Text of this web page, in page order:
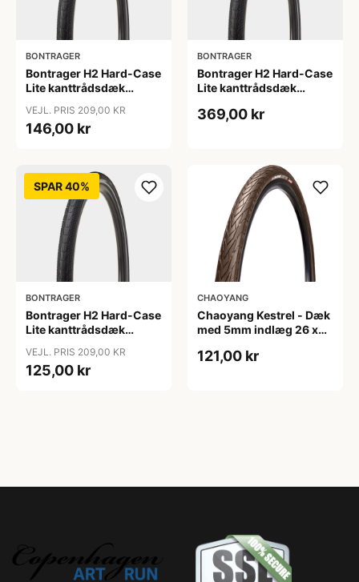
BONTRAGER
Bontrager H2 Hard-Case
Lite kanttrådsdæk
refleks
VEJL. PRIS 209,00 KR
146,00 kr
BONTRAGER
Bontrager H2 Hard-Case
Lite kanttrådsdæk
refleks
369,00 kr
SPAR 40%
BONTRAGER
Bontrager H2 Hard-Case
Lite kanttrådsdæk
refleks
VEJL. PRIS 209,00 KR
125,00 kr
CHAOYANG
Chaoyang Kestrel - Dæk
med 5mm indlæg 26 x
Brun
121,00 kr